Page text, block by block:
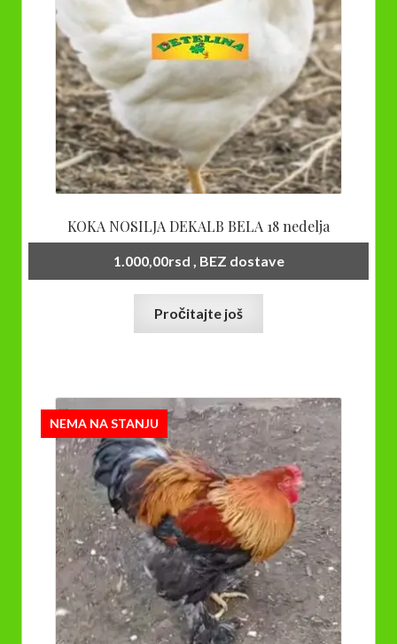
KOKA NOSILJA DEKALB BELA 18 nedelja
1.000,00rsd , BEZ dostave
Pročitajte još
NEMA NA STANJU